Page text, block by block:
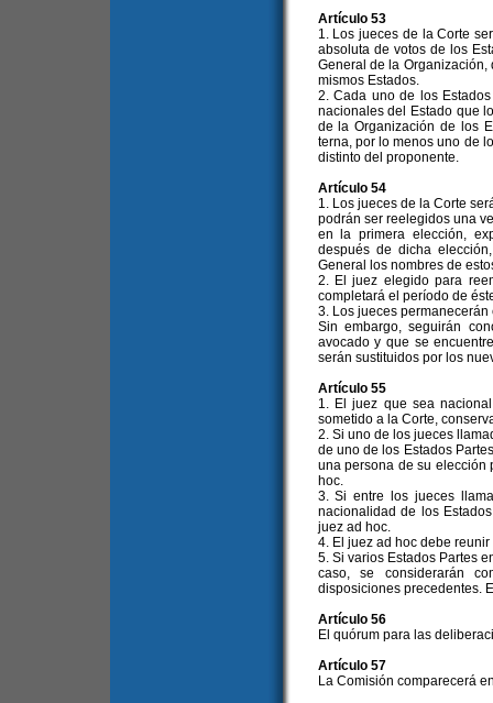
Artículo 53
1. Los jueces de la Corte
absoluta de votos de los
General de la
mismos Estados.
2. Cada uno de los
nacionales del Estado que
de la Organización de los
terna, por lo menos uno de
distinto del proponente.
Artículo 54
1. Los jueces de la Corte
podrán ser reelegidos una
en la primera elección,
después de dicha
General los nombres de
2. El juez elegido para
completará el período de
3. Los jueces
Sin embargo, seguirán
avocado y que se
serán sustituidos por los
Artículo 55
1. El juez que sea
sometido a la Corte,
2. Si uno de los jueces
de uno de los Estados
una persona de su elección
hoc.
3. Si entre los jueces
nacionalidad de los
juez ad hoc.
4. El juez ad hoc debe
5. Si varios Estados Partes
caso, se considerarán
disposiciones precedentes.
Artículo 56
El quórum para las
Artículo 57
La Comisión comparecerá